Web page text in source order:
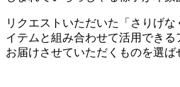
リクエストいただいた「さりげ
イテムと組み合わせて活用でき
お届けさせていただくものを選ば